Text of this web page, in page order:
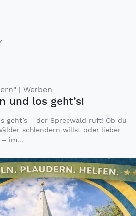
| Werben
und los geht’s!
geht’s – der Spreewald ruft! Ob du
schlendern willst oder lieber
im...